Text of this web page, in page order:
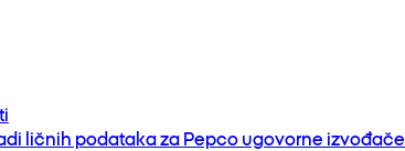
ličnih podataka za Pepco ugovorne izvođače